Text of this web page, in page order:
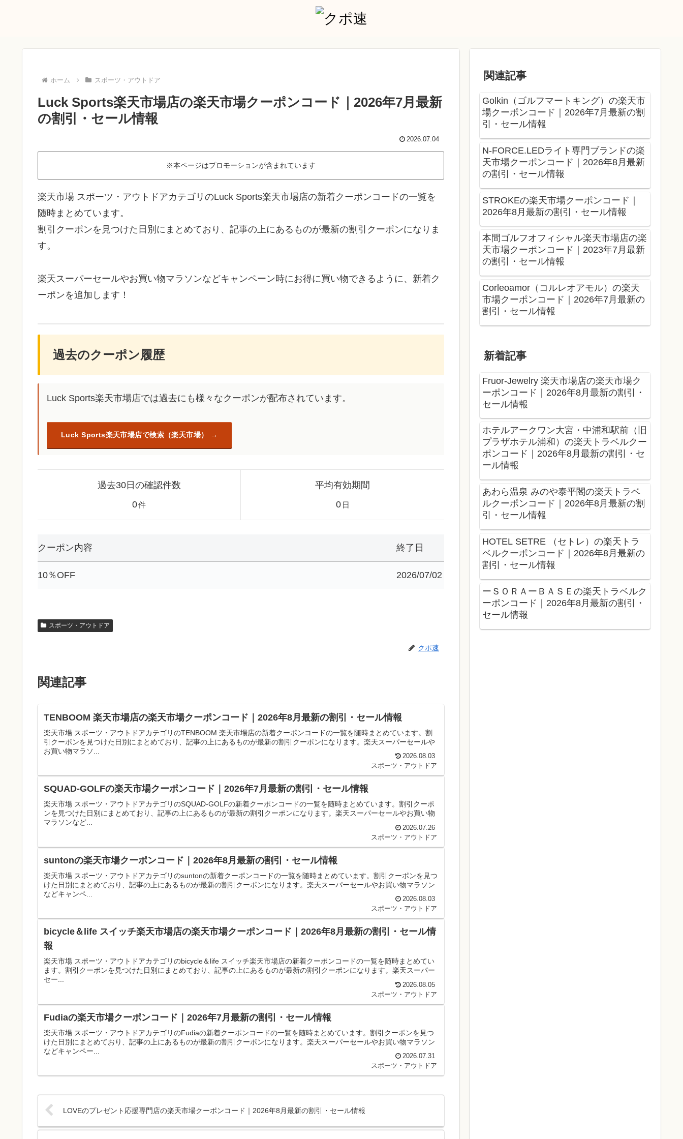
ホーム スポーツ・アウトドア
Luck Sports楽天市場店の楽天市場クーポンコード｜2026年7月最新
の割引・セール情報
2026.07.04
※本ページはプロモーションが含まれています
楽天市場 スポーツ・アウトドアカテゴリのLuck Sports楽天市場店の新着クーポンコードの一覧を
随時まとめています。
割引クーポンを見つけた日別にまとめており、記事の上にあるものが最新の割引クーポンになりま
す。
楽天スーパーセールやお買い物マラソンなどキャンペーン時にお得に買い物できるように、新着ク
ーポンを追加します！
過去のクーポン履歴
Luck Sports楽天市場店では過去にも様々なクーポンが配布されています。
Luck Sports楽天市場店で検索（楽天市場）
過去30日の確認件数
0件
平均有効期間
0 日
クーポン内容 終了日
10％OFF 2026/07/02
スポーツ・アウトドア
クポ速
関連記事
TENBOOM 楽天市場店の楽天市場クーポンコード｜2026年8月最新の割引・セール情報
楽天市場 スポーツ・アウトドアカテゴリのTENBOOM 楽天市場店の新着クーポンコードの一覧を随時まとめています。割
引クーポンを見つけた日別にまとめており、記事の上にあるものが最新の割引クーポンになります。楽天スーパーセールや
お買い物マラソ...
2026.08.03
スポーツ・アウトドア
SQUAD-GOLFの楽天市場クーポンコード｜2026年7月最新の割引・セール情報
楽天市場 スポーツ・アウトドアカテゴリのSQUAD-GOLFの新着クーポンコードの一覧を随時まとめています。割引クーポ
ンを見つけた日別にまとめており、記事の上にあるものが最新の割引クーポンになります。楽天スーパーセールやお買い物
マラソンなど...
2026.07.26
スポーツ・アウトドア
suntonの楽天市場クーポンコード｜2026年8月最新の割引・セール情報
楽天市場 スポーツ・アウトドアカテゴリのsuntonの新着クーポンコードの一覧を随時まとめています。割引クーポンを見つ
けた日別にまとめており、記事の上にあるものが最新の割引クーポンになります。楽天スーパーセールやお買い物マラソン
などキャンペ...
2026.08.03
スポーツ・アウトドア
bicycle＆life スイッチ楽天市場店の楽天市場クーポンコード｜2026年8月最新の割引・セール情
報
楽天市場 スポーツ・アウトドアカテゴリのbicycle＆life スイッチ楽天市場店の新着クーポンコードの一覧を随時まとめてい
ます。割引クーポンを見つけた日別にまとめており、記事の上にあるものが最新の割引クーポンになります。楽天スーパー
セー...
2026.08.05
スポーツ・アウトドア
Fudiaの楽天市場クーポンコード｜2026年7月最新の割引・セール情報
楽天市場 スポーツ・アウトドアカテゴリのFudiaの新着クーポンコードの一覧を随時まとめています。割引クーポンを見つ
けた日別にまとめており、記事の上にあるものが最新の割引クーポンになります。楽天スーパーセールやお買い物マラソン
などキャンペー...
2026.07.31
スポーツ・アウトドア
LOVEのプレゼント応援専門店の楽天市場クーポンコード｜2026年8月最新の割引・セール情報
関連記事
Golkin（ゴルフマートキング）の楽天市
場クーポンコード｜2026年7月最新の割
引・セール情報
N-FORCE.LEDライト専門ブランドの楽
天市場クーポンコード｜2026年8月最新
の割引・セール情報
STROKEの楽天市場クーポンコード｜
2026年8月最新の割引・セール情報
本間ゴルフオフィシャル楽天市場店の楽
天市場クーポンコード｜2023年7月最新
の割引・セール情報
Corleoamor（コルレオアモル）の楽天
市場クーポンコード｜2026年7月最新の
割引・セール情報
新着記事
Fruor-Jewelry 楽天市場店の楽天市場ク
ーポンコード｜2026年8月最新の割引・
セール情報
ホテルアークワン大宮・中浦和駅前（旧
プラザホテル浦和）の楽天トラベルクー
ポンコード｜2026年8月最新の割引・セ
ール情報
あわら温泉 みのや泰平閣の楽天トラベ
ルクーポンコード｜2026年8月最新の割
引・セール情報
HOTEL SETRE （セトレ）の楽天トラ
ベルクーポンコード｜2026年8月最新の
割引・セール情報
ーＳＯＲＡーＢＡＳＥの楽天トラベルク
ーポンコード｜2026年8月最新の割引・
セール情報